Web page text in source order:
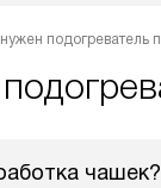
подогреватель